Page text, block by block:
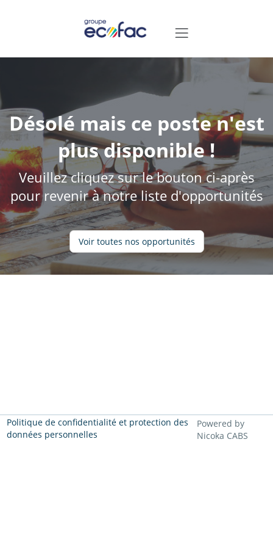
Désolé mais ce poste n'est
plus disponible !
Veuillez cliquez sur le bouton ci-après
pour revenir à notre liste d'opportunités
Voir toutes nos opportunités
Politique de confidentialité et protection des
données personnelles
Powered by
Nicoka CABS